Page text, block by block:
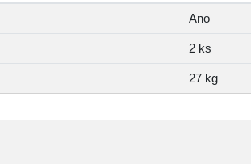
Ano
2 ks
27 kg